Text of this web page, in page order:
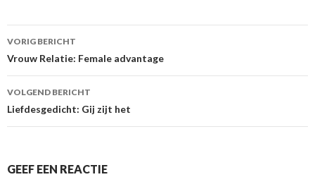
Berichtnavigatie
VORIG BERICHT
Vrouw Relatie: Female advantage
VOLGEND BERICHT
Liefdesgedicht: Gij zijt het
GEEF EEN REACTIE